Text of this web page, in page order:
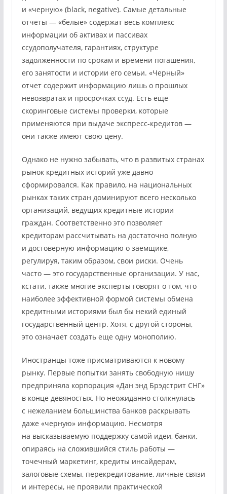
и «черную» (black, negative). Самые детальные
отчеты — «белые» содержат весь комплекс
информации об активах и пассивах
ссудополучателя, гарантиях, структуре
задолженности по срокам и времени погашения,
его занятости и истории его семьи. «Черный»
отчет содержит информацию лишь о прошлых
невозвратах и просрочках ссуд. Есть еще
скоринговые системы проверки, которые
применяются при выдаче экспресс-кредитов —
они также имеют свою цену.
Однако не нужно забывать, что в развитых странах
рынок кредитных историй уже давно
сформировался. Как правило, на национальных
рынках таких стран доминируют всего несколько
организаций, ведущих кредитные истории
граждан. Соответственно это позволяет
кредиторам рассчитывать на достаточно полную
и достоверную информацию о заемщике,
регулируя, таким образом, свои риски. Очень
часто — это государственные организации. У нас,
кстати, также многие эксперты говорят о том, что
наиболее эффективной формой системы обмена
кредитными историями был бы некий единый
государственный центр. Хотя, с другой стороны,
это означает создать еще одну монополию.
Иностранцы тоже присматриваются к новому
рынку. Первые попытки занять свободную нишу
предприняла корпорация «Дан энд Брэдстрит СНГ»
в конце девяностых. Но неожиданно столкнулась
с нежеланием большинства банков раскрывать
даже «черную» информацию. Несмотря
на высказываемую поддержку самой идеи, банки,
опираясь на сложившийся стиль работы —
точечный маркетинг, кредиты инсайдерам,
залоговые схемы, перекредитование, личные связи
и интересы, не проявили практической